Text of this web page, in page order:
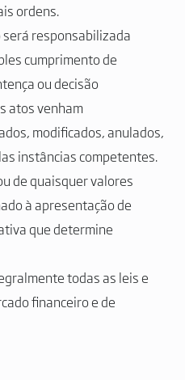
ordens.
será responsabilizada
cumprimento de
ou decisão
atos venham
modificados, anulados,
instâncias competentes.
de quaisquer valores
à apresentação de
que determine
todas as leis e
financeiro e de